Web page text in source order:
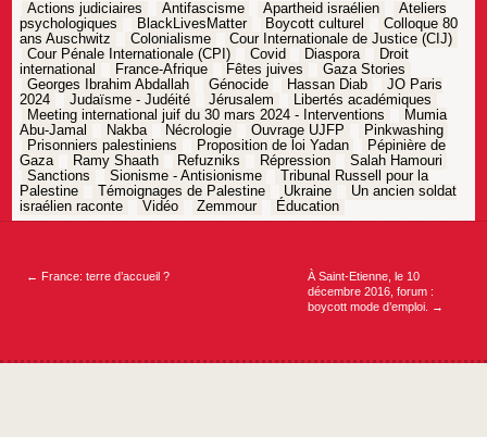
Actions judiciaires Antifascisme Apartheid israélien
Ateliers
psychologiques
BlackLivesMatter Boycott culturel
Colloque 80
ans Auschwitz
Colonialisme
Cour Internationale de Justice (CIJ)
Cour Pénale Internationale (CPI)
Covid Diaspora
Droit
international
France-Afrique Fêtes juives
Gaza Stories
Georges Ibrahim Abdallah
Génocide Hassan Diab
JO Paris
2024
Judaïsme - Judéité Jérusalem
Libertés académiques
Meeting international juif du 30 mars 2024 - Interventions
Mumia
Abu-Jamal
Nakba Nécrologie Ouvrage UJFP
Pinkwashing
Prisonniers palestiniens
Proposition de loi Yadan
Pépinière de
Gaza
Ramy Shaath Refuzniks Répression
Salah Hamouri
Sanctions
Sionisme - Antisionisme
Tribunal Russell pour la
Palestine
Témoignages de Palestine Ukraine
Un ancien soldat
israélien raconte
Vidéo Zemmour Éducation
Navigation
← France: terre d’accueil ?
À Saint-Etienne, le 10
décembre 2016, forum :
boycott mode d’emploi.
→